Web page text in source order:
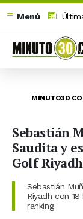
Menú
MINUTO30
Sebastián
Saudita y
Golf Riyadh
Sebastián
Riyadh con
ranking